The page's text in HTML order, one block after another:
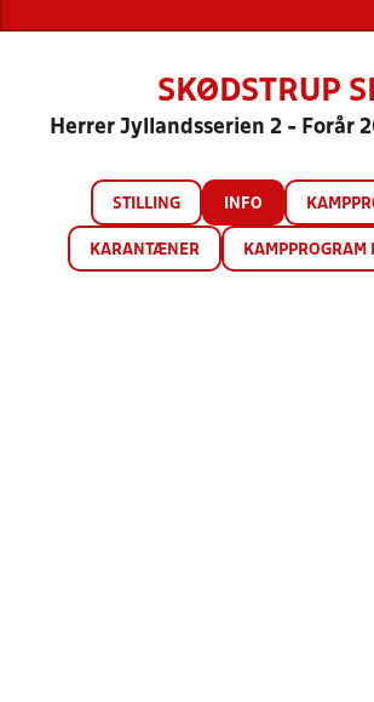
SKØDSTRUP
Herrer Jyllandsserien 2 - Forår
STILLING INFO
KARANTÆNER KAMPPROGRAM